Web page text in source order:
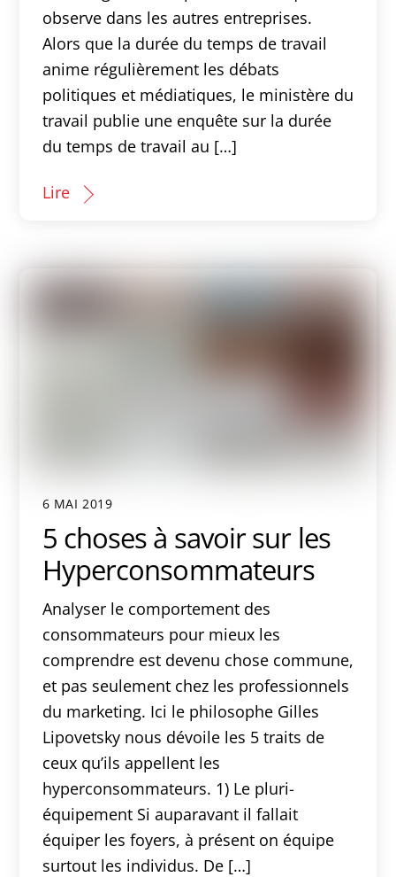
observe dans les autres entreprises.
Alors que la durée du temps de travail
anime régulièrement les débats
politiques et médiatiques, le ministère du
travail publie une enquête sur la durée
du temps de travail au […]
Lire
6 MAI 2019
5 choses à savoir sur les
Hyperconsommateurs
Analyser le comportement des
consommateurs pour mieux les
comprendre est devenu chose commune,
et pas seulement chez les professionnels
du marketing. Ici le philosophe Gilles
Lipovetsky nous dévoile les 5 traits de
ceux qu’ils appellent les
hyperconsommateurs. 1) Le pluri-
équipement Si auparavant il fallait
équiper les foyers, à présent on équipe
surtout les individus. De […]